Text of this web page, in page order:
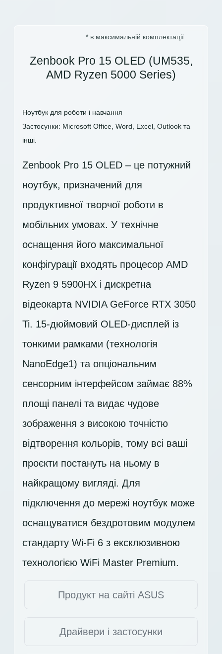
* в максимальній комплектації
Zenbook Pro 15 OLED (UM535,
AMD Ryzen 5000 Series)
Ноутбук для роботи і навчання
Застосунки: Microsoft Office, Word, Excel, Outlook та
інші.
Zenbook Pro 15 OLED – це потужний
ноутбук, призначений для
продуктивної творчої роботи в
мобільних умовах. У технічне
оснащення його максимальної
конфігурації входять процесор AMD
Ryzen 9 5900HX і дискретна
відеокарта NVIDIA GeForce RTX 3050
Ti. 15-дюймовий OLED-дисплей із
тонкими рамками (технологія
NanoEdge1) та опціональним
сенсорним інтерфейсом займає 88%
площі панелі та видає чудове
зображення з високою точністю
відтворення кольорів, тому всі ваші
проєкти постануть на ньому в
найкращому вигляді. Для
підключення до мережі ноутбук може
оснащуватися бездротовим модулем
стандарту Wi-Fi 6 з ексклюзивною
технологією WiFi Master Premium.
Продукт на сайті ASUS
Драйвери і застосунки